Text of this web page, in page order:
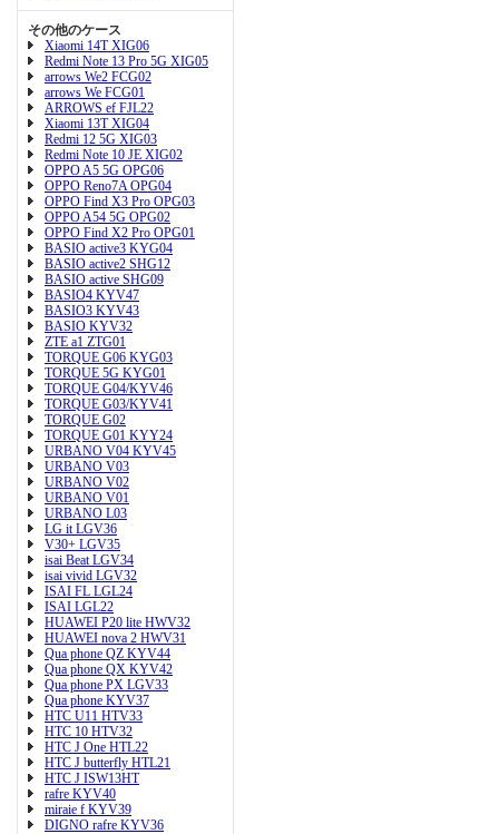
その他のケース
Xiaomi 14T XIG06
Redmi Note 13 Pro 5G XIG05
arrows We2 FCG02
arrows We FCG01
ARROWS ef FJL22
Xiaomi 13T XIG04
Redmi 12 5G XIG03
Redmi Note 10 JE XIG02
OPPO A5 5G OPG06
OPPO Reno7A OPG04
OPPO Find X3 Pro OPG03
OPPO A54 5G OPG02
OPPO Find X2 Pro OPG01
BASIO active3 KYG04
BASIO active2 SHG12
BASIO active SHG09
BASIO4 KYV47
BASIO3 KYV43
BASIO KYV32
ZTE a1 ZTG01
TORQUE G06 KYG03
TORQUE 5G KYG01
TORQUE G04/KYV46
TORQUE G03/KYV41
TORQUE G02
TORQUE G01 KYY24
URBANO V04 KYV45
URBANO V03
URBANO V02
URBANO V01
URBANO L03
LG it LGV36
V30+ LGV35
isai Beat LGV34
isai vivid LGV32
ISAI FL LGL24
ISAI LGL22
HUAWEI P20 lite HWV32
HUAWEI nova 2 HWV31
Qua phone QZ KYV44
Qua phone QX KYV42
Qua phone PX LGV33
Qua phone KYV37
HTC U11 HTV33
HTC 10 HTV32
HTC J One HTL22
HTC J butterfly HTL21
HTC J ISW13HT
rafre KYV40
miraie f KYV39
DIGNO rafre KYV36